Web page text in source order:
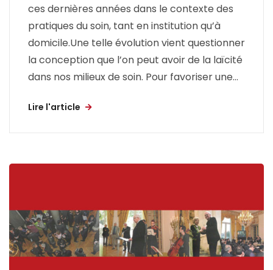
ces dernières années dans le contexte des
pratiques du soin, tant en institution qu’à
domicile.Une telle évolution vient questionner
la conception que l’on peut avoir de la laïcité
dans nos milieux de soin. Pour favoriser une...
Lire l'article